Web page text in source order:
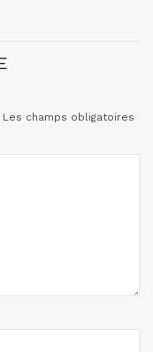
Les champs obligatoires